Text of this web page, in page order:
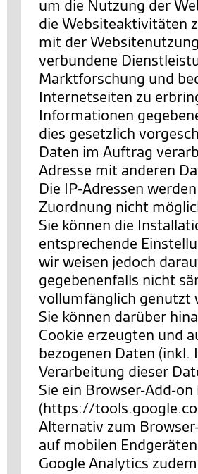
um die Nutzung der
die Websiteaktivitäten
mit der
verbundene
Marktforschung und
Internetseiten zu
Informationen
dies gesetzlich
Daten im Auftrag
Adresse mit anderen
Die IP-Adressen
Zuordnung nicht
Sie können die
entsprechende
wir weisen jedoch
gegebenenfalls nicht
vollumfänglich genutzt
Sie können darüber
Cookie erzeugten und
bezogenen Daten (inkl.
Verarbeitung dieser
Sie ein Browser-Add-
(https://
Alternativ zum
auf mobilen
Google Analytics